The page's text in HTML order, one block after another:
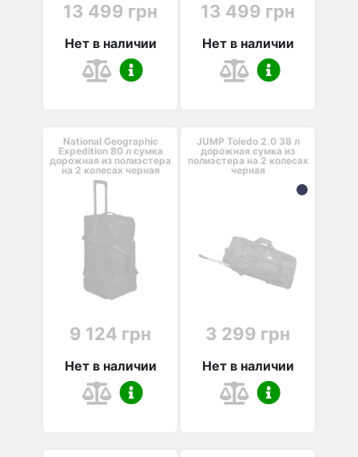
13 499 грн
Нет в наличии
13 499 грн
Нет в наличии
National Geographic
Expedition 80 л сумка
дорожная из полиэстера
на 2 колесах черная
9 124 грн
Нет в наличии
JUMP Toledo 2.0 38 л
дорожная сумка из
полиэстера на 2 колесах
черная
3 299 грн
Нет в наличии